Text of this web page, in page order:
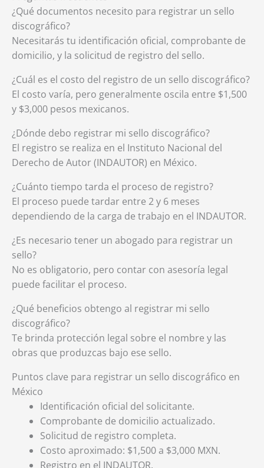
¿Qué documentos necesito para registrar un sello
discográfico?
Necesitarás tu identificación oficial, comprobante de
domicilio, y la solicitud de registro del sello.
¿Cuál es el costo del registro de un sello discográfico?
El costo varía, pero generalmente oscila entre $1,500
y $3,000 pesos mexicanos.
¿Dónde debo registrar mi sello discográfico?
El registro se realiza en el Instituto Nacional del
Derecho de Autor (INDAUTOR) en México.
¿Cuánto tiempo tarda el proceso de registro?
El proceso puede tardar entre 2 y 6 meses
dependiendo de la carga de trabajo en el INDAUTOR.
¿Es necesario tener un abogado para registrar un
sello?
No es obligatorio, pero contar con asesoría legal
puede facilitar el proceso.
¿Qué beneficios obtengo al registrar mi sello
discográfico?
Te brinda protección legal sobre el nombre y las
obras que produzcas bajo ese sello.
Puntos clave para registrar un sello discográfico en
México
Identificación oficial del solicitante.
Comprobante de domicilio actualizado.
Solicitud de registro completa.
Costo aproximado: $1,500 a $3,000 MXN.
Registro en el INDAUTOR.